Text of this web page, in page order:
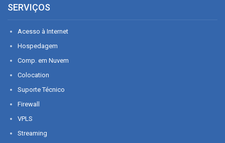
SERVIÇOS
Acesso à Internet
Hospedagem
Comp. em Nuvem
Colocation
Suporte Técnico
Firewall
VPLS
Streaming